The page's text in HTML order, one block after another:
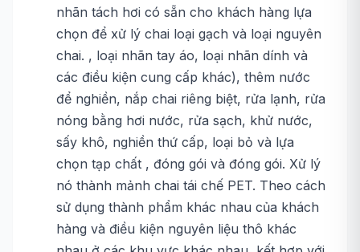
nhãn tách hơi có sẵn cho khách hàng lựa
chọn để xử lý chai loại gạch và loại nguyên
chai. , loại nhãn tay áo, loại nhãn dính và
các điều kiện cung cấp khác), thêm nước
để nghiền, nắp chai riêng biệt, rửa lạnh, rửa
nóng bằng hơi nước, rửa sạch, khử nước,
sấy khô, nghiền thứ cấp, loại bỏ và lựa
chọn tạp chất , đóng gói và đóng gói. Xử lý
nó thành mảnh chai tái chế PET. Theo cách
sử dụng thành phẩm khác nhau của khách
hàng và điều kiện nguyên liệu thô khác